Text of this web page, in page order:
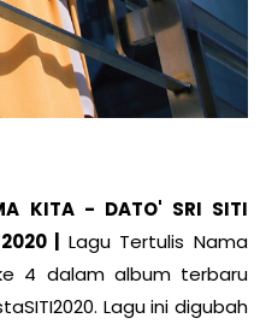
KITA - DATO' SRI SITI
| Lagu Tertulis Nama
4 dalam album terbaru
Lagu ini digubah